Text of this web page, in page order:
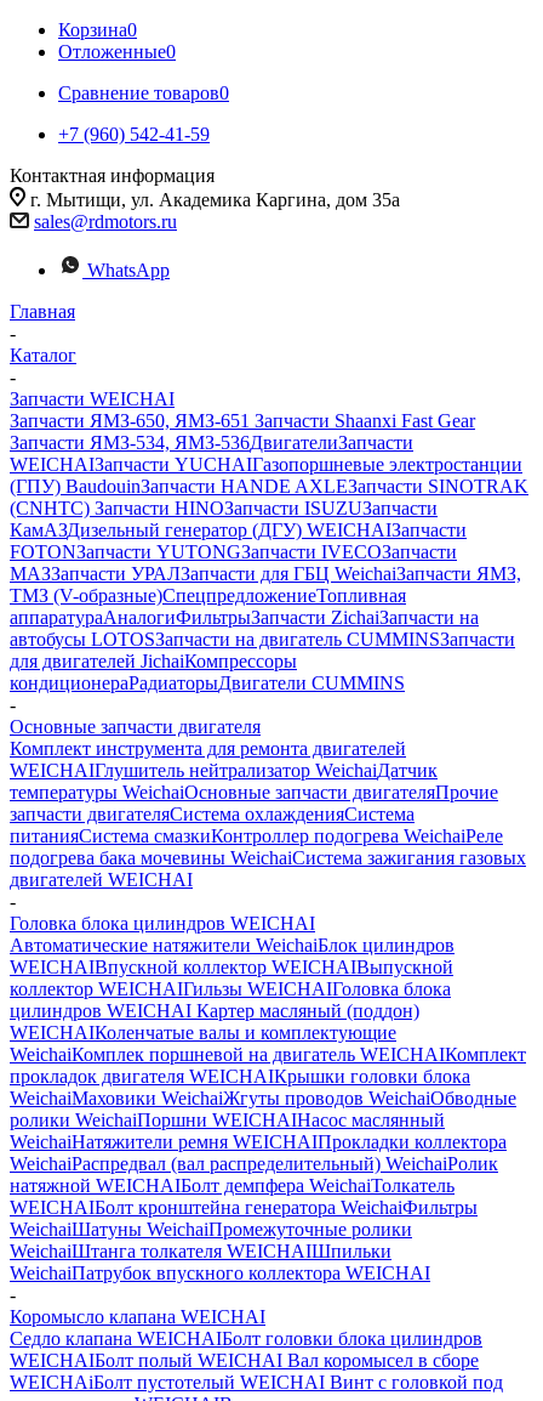
Корзина0
Отложенные0
Сравнение товаров0
+7 (960) 542-41-59
Контактная информация
г. Мытищи, ул. Академика Каргина, дом 35а
sales@rdmotors.ru
WhatsApp
Главная
-
Каталог
-
Запчасти WEICHAI
Запчасти ЯМЗ-650, ЯМЗ-651 Запчасти Shaanxi Fast Gear
Запчасти ЯМЗ-534, ЯМЗ-536ДвигателиЗапчасти
WEICHAIЗапчасти YUCHAIГазопоршневые электростанции
(ГПУ) BaudouinЗапчасти HANDE AXLEЗапчасти SINOTRAK
(CNHTC) Запчасти HINOЗапчасти ISUZUЗапчасти
КамАЗДизельный генератор (ДГУ) WEICHAIЗапчасти
FOTONЗапчасти YUTONGЗапчасти IVECOЗапчасти
МАЗЗапчасти УРАЛЗапчасти для ГБЦ WeichaiЗапчасти ЯМЗ,
ТМЗ (V-образные)СпецпредложениеТопливная
аппаратураАналогиФильтрыЗапчасти ZichaiЗапчасти на
автобусы LOTOSЗапчасти на двигатель CUMMINSЗапчасти
для двигателей JichaiКомпрессоры
кондиционераРадиаторыДвигатели CUMMINS
-
Основные запчасти двигателя
Комплект инструмента для ремонта двигателей
WEICHAIГлушитель нейтрализатор WeichaiДатчик
температуры WeichaiОсновные запчасти двигателяПрочие
запчасти двигателяСистема охлажденияСистема
питанияСистема смазкиКонтроллер подогрева WeichaiРеле
подогрева бака мочевины WeichaiСистема зажигания газовых
двигателей WEICHAI
-
Головка блока цилиндров WEICHAI
Автоматические натяжители WeichaiБлок цилиндров
WEICHAIВпускной коллектор WEICHAIВыпускной
коллектор WEICHAIГильзы WEICHAIГоловка блока
цилиндров WEICHAI Картер масляный (поддон)
WEICHAIКоленчатые валы и комплектующие
WeichaiКомплек поршневой на двигатель WEICHAIКомплект
прокладок двигателя WEICHAIКрышки головки блока
WeichaiМаховики WeichaiЖгуты проводов WeichaiОбводные
ролики WeichaiПоршни WEICHAIНасос маслянный
WeichaiНатяжители ремня WEICHAIПрокладки коллектора
WeichaiРаспредвал (вал распределительный) WeichaiРолик
натяжной WEICHAIБолт демпфера WeichaiТолкатель
WEICHAIБолт кронштейна генератора WeichaiФильтры
WeichaiШатуны WeichaiПромежуточные ролики
WeichaiШтанга толкателя WEICHAIШпильки
WeichaiПатрубок впускного коллектора WEICHAI
-
Коромысло клапана WEICHAI
Cедло клапана WEICHAIБолт головки блока цилиндров
WEICHAIБолт полый WEICHAI Вал коромысел в сборе
WEICHAiБолт пустотелый WEICHAI Винт с головкой под